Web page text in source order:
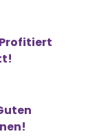
Profitiert